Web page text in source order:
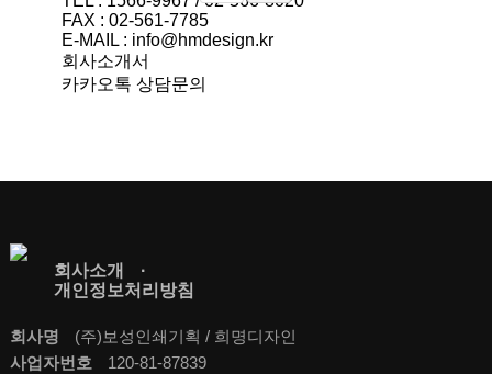
FAX : 02-561-7785
E-MAIL : info@hmdesign.kr
회사소개서
카카오톡 상담문의
회사소개
개인정보처리방침
회사명
(주)보성인쇄기획 / 희명디자인
사업자번호
120-81-87839